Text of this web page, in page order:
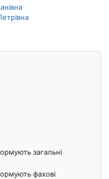
загальні
фахові